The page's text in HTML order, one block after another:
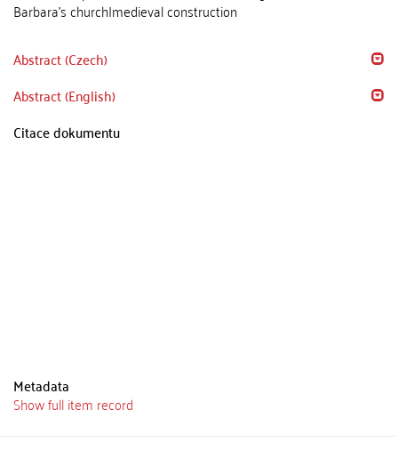
Barbara's church|medieval construction
Abstract (Czech)
Abstract (English)
Citace dokumentu
Metadata
Show full item record